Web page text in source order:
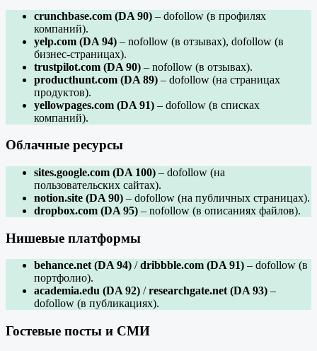
crunchbase.com (DA 90) – dofollow (в профилях
компаний).
yelp.com (DA 94) – nofollow (в отзывах), dofollow (в
бизнес-страницах).
trustpilot.com (DA 90) – nofollow (в отзывах).
producthunt.com (DA 89) – dofollow (на страницах
продуктов).
yellowpages.com (DA 91) – dofollow (в списках
компаний).
Облачные ресурсы
sites.google.com (DA 100) – dofollow (на
пользовательских сайтах).
notion.site (DA 90) – dofollow (на публичных страницах).
dropbox.com (DA 95) – nofollow (в описаниях файлов).
Нишевые платформы
behance.net (DA 94) /dribbble.com (DA 91) – dofollow (в
портфолио).
academia.edu (DA 92) /researchgate.net (DA 93) –
dofollow (в публикациях).
Гостевые посты и СМИ